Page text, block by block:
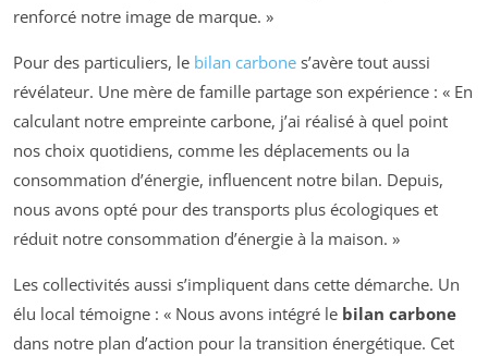
renforcé notre image de marque. »
Pour des particuliers, le bilan carbone s’avère tout aussi
révélateur. Une mère de famille partage son expérience : « En
calculant notre empreinte carbone, j’ai réalisé à quel point
nos choix quotidiens, comme les déplacements ou la
consommation d’énergie, influencent notre bilan. Depuis,
nous avons opté pour des transports plus écologiques et
réduit notre consommation d’énergie à la maison. »
Les collectivités aussi s’impliquent dans cette démarche. Un
élu local témoigne : « Nous avons intégré le bilan carbone
dans notre plan d’action pour la transition énergétique. Cet